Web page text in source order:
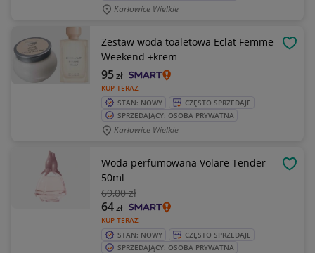
Karłowice Wielkie
Zestaw woda toaletowa Eclat Femme
Weekend +krem
KUP TERAZ
95zł
STAN: NOWY
CZĘSTO SPRZEDAJE
SPRZEDAJĄCY: OSOBA PRYWATNA
Karłowice Wielkie
Woda perfumowana Volare Tender
50ml
69,00 zł
KUP TERAZ
64zł
STAN: NOWY
CZĘSTO SPRZEDAJE
SPRZEDAJĄCY: OSOBA PRYWATNA